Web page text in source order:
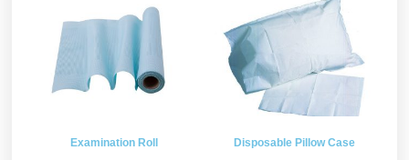
Examination Roll Disposable Pillow Case